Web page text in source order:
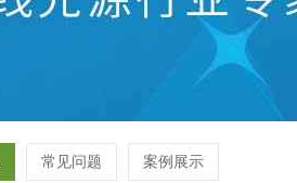
常见问题 案例展示